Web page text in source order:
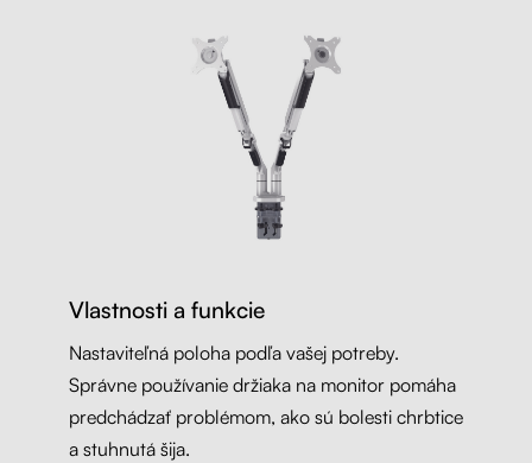
Vlastnosti a funkcie
Nastaviteľná poloha podľa vašej potreby.
Správne používanie držiaka na monitor pomáha
predchádzať problémom, ako sú bolesti chrbtice
a stuhnutá šija.